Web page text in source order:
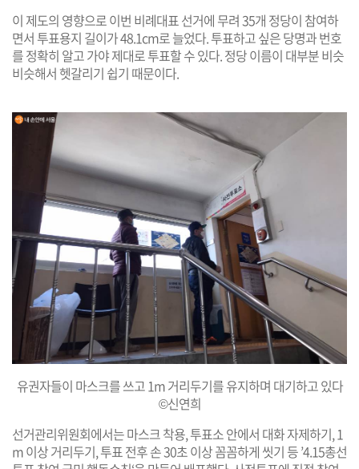
이 제도의 영향으로 이번 비례대표 선거에 무려 35개 정당이 참여하
면서 투표용지 길이가 48.1cm로 늘었다. 투표하고 싶은 당명과 번호
를 정확히 알고 가야 제대로 투표할 수 있다. 정당 이름이 대부분 비슷
비슷해서 헷갈리기 쉽기 때문이다.
유권자들이 마스크를 쓰고 1m 거리두기를 유지하며 대기하고 있다
©신연희
선거관리위원회에서는 마스크 착용, 투표소 안에서 대화 자제하기, 1
m 이상 거리두기, 투표 전후 손 30초 이상 꼼꼼하게 씻기 등 ’4.15총선